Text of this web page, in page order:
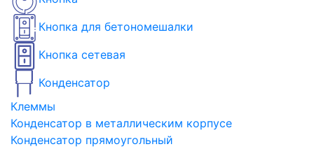
Кнопка для бетономешалки
Кнопка сетевая
Конденсатор
Клеммы
Конденсатор в металлическим корпусе
Конденсатор прямоугольный